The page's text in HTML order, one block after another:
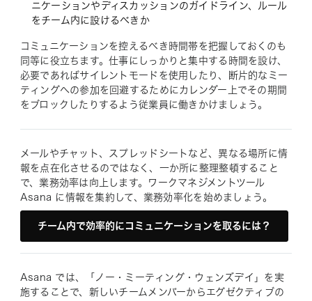
ニケーションやディスカッションのガイドライン、ルール
をチーム内に設けるべきか
コミュニケーションを控えるべき時間帯を把握しておくのも
同等に役立ちます。仕事にしっかりと集中する時間を設け、
必要であればサイレントモードを使用したり、断片的なミー
ティングへの参加を回避するためにカレンダー上でその期間
をブロックしたりするよう従業員に働きかけましょう。
メールやチャット、スプレッドシートなど、異なる場所に情
報を点在化させるのではなく、一か所に整理整頓すること
で、業務効率は向上します。ワークマネジメントツール
Asana に情報を集約して、業務効率化を始めましょう。
チーム内で効率的にコミュニケーションを取るには？
Asana では、「ノー・ミーティング・ウェンズデイ」を実
施することで、新しいチームメンバーからエグゼクティブの